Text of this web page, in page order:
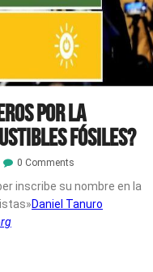
por la
fósiles?
0 Comments
inscribe su nombre en la
Daniel Tanuro